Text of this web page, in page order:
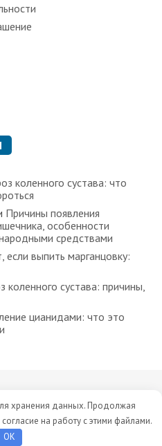
коленного сустава: что
Причины появления
особенности
средствами
если выпить марганцовку:
коленного сустава: причины,
цианидами: что это
Сайт носит исключительно
не рекомендуем заниматься
лечащего врача.
хранения данных. Продолжая
на работу с этими файлами.
OK